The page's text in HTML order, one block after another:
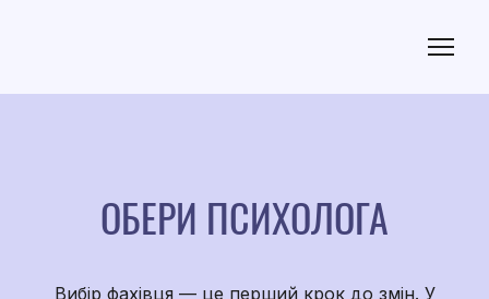
ОБЕРИ ПСИХОЛОГА
Вибір фахівця — це перший крок до змін. У